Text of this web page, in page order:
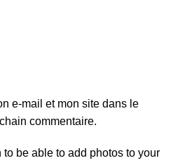
e-mail et mon site dans le
commentaire.
be able to add photos to your